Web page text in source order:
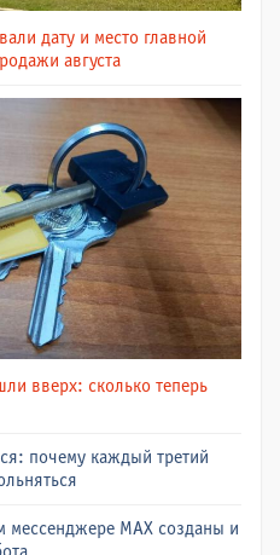
дату и место главной
августа
вверх: сколько теперь
почему каждый третий
мессенджере МАХ созданы и